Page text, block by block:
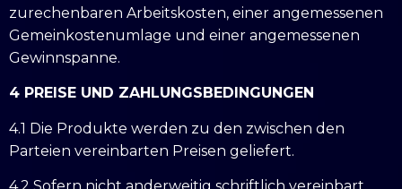
zurechenbaren Arbeitskosten, einer angemessenen
Gemeinkostenumlage und einer angemessenen
Gewinnspanne.
4 PREISE UND ZAHLUNGSBEDINGUNGEN
4.1 Die Produkte werden zu den zwischen den
Parteien vereinbarten Preisen geliefert.